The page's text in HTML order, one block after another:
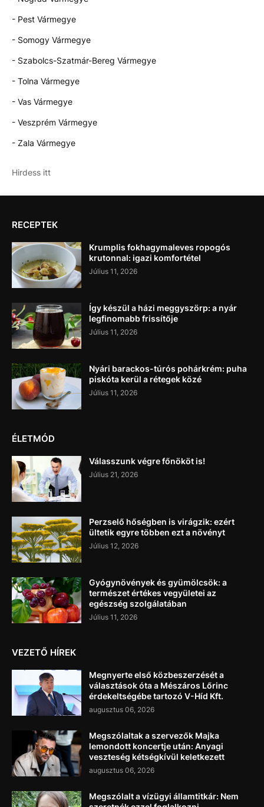
- Pest Vármegye
- Somogy Vármegye
- Szabolcs-Szatmár-Bereg Vármegye
- Tolna Vármegye
- Vas Vármegye
- Veszprém Vármegye
- Zala Vármegye
Hirdess itt
RECEPTEK
Krumplis fokhagymaleves ropogós
krutonnal: igazi komfortétel
Július 11, 2026
Így készül a házi meggyszörp: a nyár
legfinomabb frissítője
Július 11, 2026
Nyári barackos-túrós pohárkrém: puha
piskóta kerül a rétegek közé
Július 11, 2026
ÉLETMÓD
Válasszunk végre főnököt is!
Július 21, 2026
Perzselő hőségben is virágzik: ezért
ültetik egyre többen ezt a növényt
Július 12, 2026
Gyógynövények és gyümölcsök: a
természet értékes vegyületei az
egészség szolgálatában
Július 11, 2026
VEZETŐ HÍREK
Megnyerte első közbeszerzését a
választások óta a Mészáros Lőrinc
érdekeltségébe tartozó V-Híd Kft.
augusztus 06, 2026
Megszólaltak a szervezők Majka
lemondott koncertje után: Anyagi
veszteség kétségkívül keletkezett
augusztus 06, 2026
Megszólalt a vízügyi államtitkár: Nem